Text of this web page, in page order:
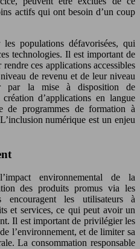
actifs qui ont besoin d’un coup
populations défavorisées, qui
technologies. Il est important de
ces applications accessibles
de revenu et de leur niveau
par la mise à disposition de
d’applications en langue
programmes de formation à
numérique est un enjeu
environnemental de la
des produits promus via les
encouragent les utilisateurs à
et services, ce qui peut avoir un
Il est important de privilégier les
l’environnement, et de limiter sa
La consommation responsable